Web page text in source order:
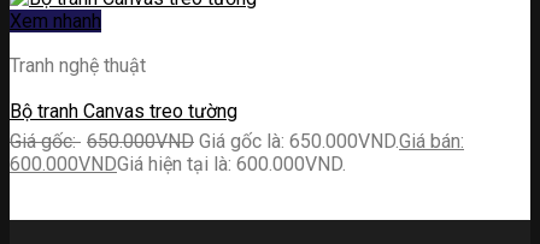
Xem nhanh
Tranh nghệ thuật
Bộ tranh Canvas treo tường
650.000VND Giá gốc là: 650.000VND.
600.000VNDGiá hiện tại là: 600.000VND.